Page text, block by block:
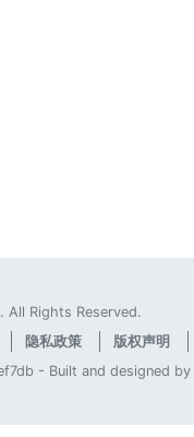
Rights Reserved.
隐私政策 版权声明
- Built and designed by